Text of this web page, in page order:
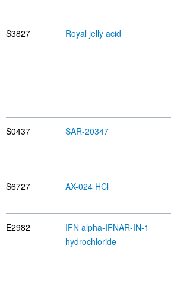
S3827 Royal jelly acid
S0437 SAR-20347
S6727 AX-024 HCl
E2982
IFN alpha-IFNAR-IN-1
hydrochloride